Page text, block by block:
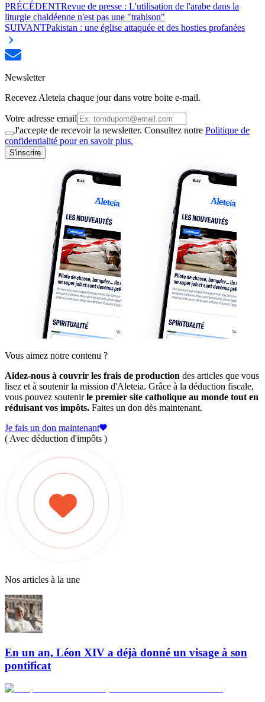
PRÉCÉDENTRevue de presse : L'utilisation de l'arabe dans la
liturgie chaldéenne n'est pas une "trahison"
SUIVANTPakistan : une église attaquée et des hosties profanées
Newsletter
Recevez Aleteia chaque jour dans votre boite e-mail.
Votre adresse email
J'accepte de recevoir la newsletter. Consultez notre Politique de
confidentialité pour en savoir plus.
S'inscrire
Vous aimez notre contenu ?
Aidez-nous à couvrir les frais de production des articles que vous
lisez et à soutenir la mission d'Aleteia. Grâce à la déduction fiscale,
vous pouvez soutenirle premier site catholique au monde tout en
réduisant vos impôts. Faites un don dès maintenant.
Je fais un don maintenant
( Avec déduction d'impôts )
Nos articles à la une
En un an, Léon XIV a déjà donné un visage à son
pontificat